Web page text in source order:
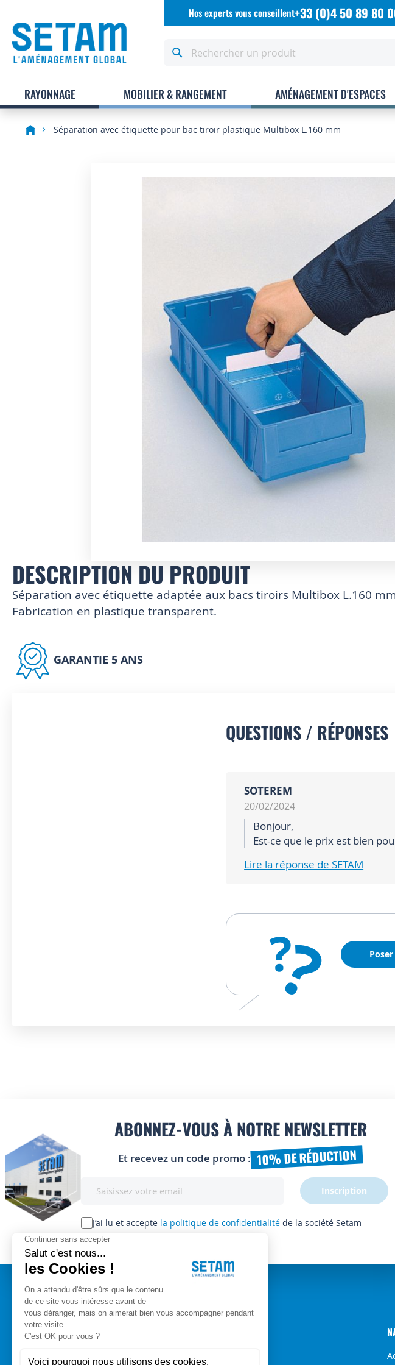
AllezNos experts vous conseillent+33 (0)4 50 89 80
RAYONNAGE MOBILIER & RANGEMENT AMÉNAGEMENT D'ESPACES
Séparation avec étiquette pour bac tiroir plastique Multibox L.160 mm
Skip
the
beginning
of
gallery
DESCRIPTION DU PRODUIT
Séparation avec étiquette adaptée aux bacs tiroirs Multibox L.160
Fabrication en plastique transparent.
GARANTIE 5 ANS
QUESTIONS / RÉPONSES
SOTEREM
20/02/2024
Bonjour,
Est-ce que le prix est bien
Lire la réponse de SETAM
?
?
ABONNEZ-VOUS À NOTRE NEWSLETTER
Et recevez un code promo : 10% DE RÉDUCTION
lettre
d’information
:
J’ai lu et accepte la politique de confidentialité de la société Setam
Inscription
Setam Siège Social
Qui sommes-nous ?